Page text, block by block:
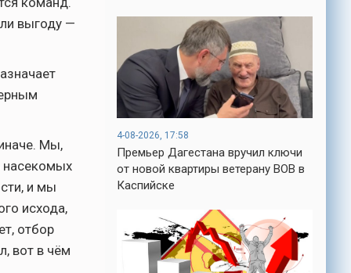
выгоду —
Мы,
насекомых
и мы
исхода,
отбор
вот в чём
-- Люблю давать советы и очень не
люблю, когда их дают мне.
-- Самое большое богатство — это ум.
Самая большая нищета — глупость. Из
всех страхов самый пугающий —
самолюбование.
-- Лучшее, что можно сделать с хорошим
Он никогда не бывает полезен никому,
кроме того, кто его дал.
-- Люблю давать советы и очень не
люблю, когда их дают мне.
4-08-2026, 17:58
Премьер Дагестана вручил ключи
от новой квартиры ветерану ВОВ в
Каспийске